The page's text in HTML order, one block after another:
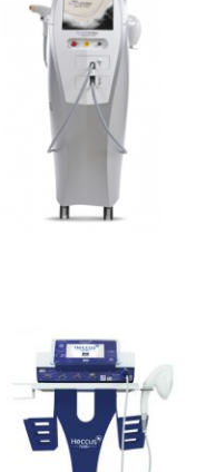
MENOR PREÇO
MAIOR PREÇO
A - Z